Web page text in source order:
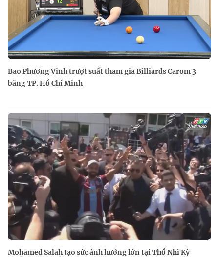
Bao Phương Vinh trượt suất tham gia Billiards Carom 3
băng TP. Hồ Chí Minh
Mohamed Salah tạo sức ảnh hưởng lớn tại Thổ Nhĩ Kỳ